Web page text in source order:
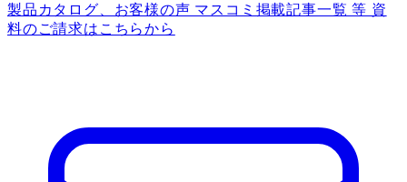
製品カタログ、お客様の声 マスコミ掲載記事一覧 等 資
料のご請求はこちらから